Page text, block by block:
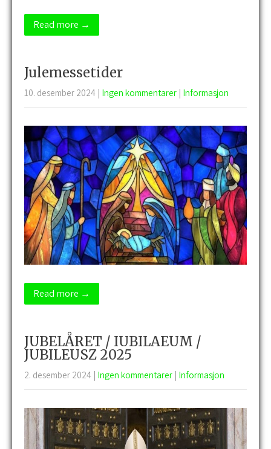
Read more →
Julemessetider
10. desember 2024 | Ingen kommentarer | Informasjon
Read more →
JUBELÅRET / IUBILAEUM /
JUBILEUSZ 2025
2. desember 2024 | Ingen kommentarer | Informasjon